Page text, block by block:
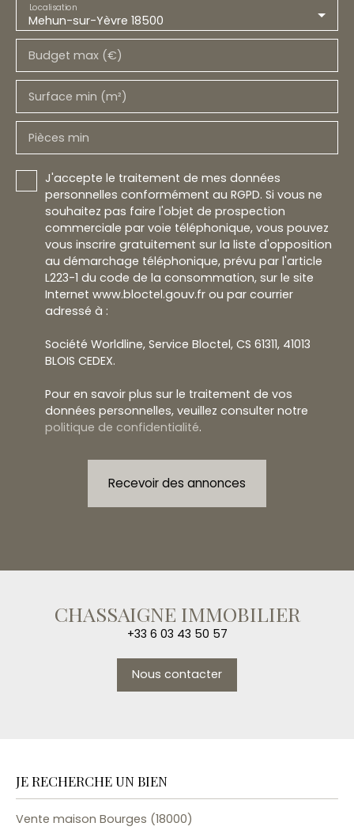
Mehun-sur-Yèvre 18500
Localisation
Budget max (€)
Surface min (m²)
Pièces min
J'accepte le traitement de mes données
personnelles conformément au RGPD. Si vous ne
souhaitez pas faire l'objet de prospection
commerciale par voie téléphonique, vous pouvez
vous inscrire gratuitement sur la liste d'opposition
au démarchage téléphonique, prévu par l'article
L223-1 du code de la consommation, sur le site
Internet www.bloctel.gouv.fr ou par courrier
adressé à :
Société Worldline, Service Bloctel, CS 61311, 41013
BLOIS CEDEX.
Pour en savoir plus sur le traitement de vos
données personnelles, veuillez consulter notre
politique de confidentialité.
Recevoir des annonces
CHASSAIGNE IMMOBILIER
+33 6 03 43 50 57
Nous contacter
JE RECHERCHE UN BIEN
Vente maison Bourges (18000)